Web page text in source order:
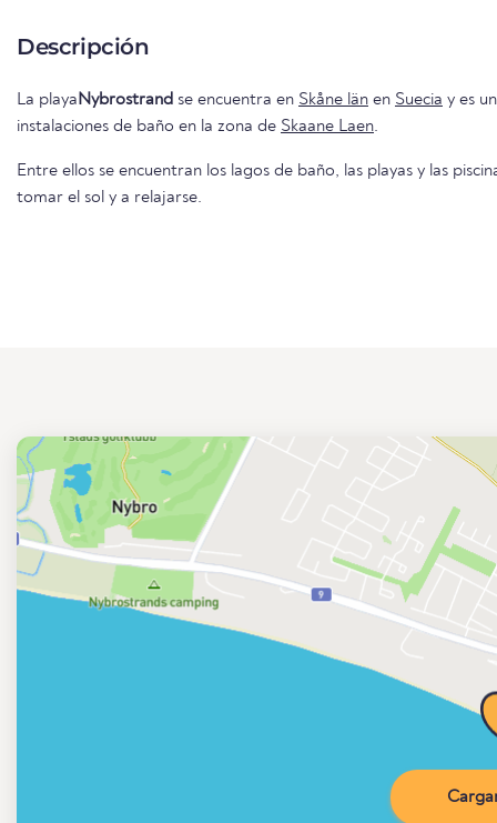
Descripción
La playa Nybrostrand se encuentra en Skåne län en Suecia y es
instalaciones de baño en la zona de Skaane Laen.
Entre ellos se encuentran los lagos de baño, las playas y las
tomar el sol y a relajarse.